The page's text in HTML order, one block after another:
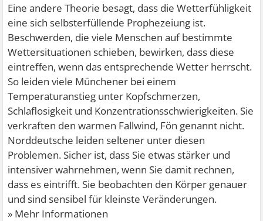
Eine andere Theorie besagt, dass die Wetterfühligkeit
eine sich selbsterfüllende Prophezeiung ist.
Beschwerden, die viele Menschen auf bestimmte
Wettersituationen schieben, bewirken, dass diese
eintreffen, wenn das entsprechende Wetter herrscht.
So leiden viele Münchener bei einem
Temperaturanstieg unter Kopfschmerzen,
Schlaflosigkeit und Konzentrationsschwierigkeiten. Sie
verkraften den warmen Fallwind, Fön genannt nicht.
Norddeutsche leiden seltener unter diesen
Problemen. Sicher ist, dass Sie etwas stärker und
intensiver wahrnehmen, wenn Sie damit rechnen,
dass es eintrifft. Sie beobachten den Körper genauer
und sind sensibel für kleinste Veränderungen.
» Mehr Informationen